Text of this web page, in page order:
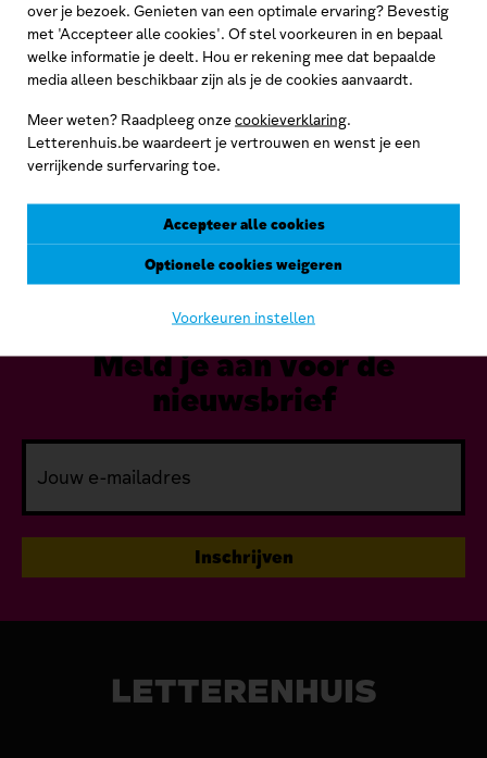
over je bezoek. Genieten van een optimale ervaring? Bevestig
met 'Accepteer alle cookies'. Of stel voorkeuren in en bepaal
welke informatie je deelt. Hou er rekening mee dat bepaalde
media alleen beschikbaar zijn als je de cookies aanvaardt.
Meer weten? Raadpleeg onzecookieverklaring.
Letterenhuis.be waardeert je vertrouwen en wenst je een
verrijkende surfervaring toe.
Accepteer alle cookies
Optionele cookies weigeren
Voorkeuren instellen
Zo beheer je je archief
Archiefzorg
Heb je een archief en kan je hulp gebruiken om het zelf te
een toolbox zetten je op weg.
Meld je aan voor de
nieuwsbrief
LETTERENHUIS